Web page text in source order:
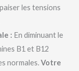
les tensions
: En diminuant le
B1 et B12
normales.Votre